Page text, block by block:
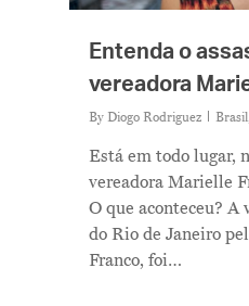
Entenda o
vereadora
By Diogo Rodriguez Brasil
Está em todo lugar,
vereadora Marielle
O que aconteceu? A
do Rio de Janeiro
Franco, foi…